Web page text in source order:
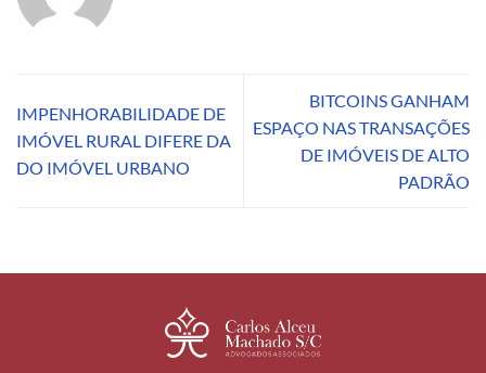
IMPENHORABILIDADE DE
IMÓVEL RURAL DIFERE DA
DO IMÓVEL URBANO
BITCOINS GANHAM
ESPAÇO NAS TRANSAÇÕES
DE IMÓVEIS DE ALTO
PADRÃO